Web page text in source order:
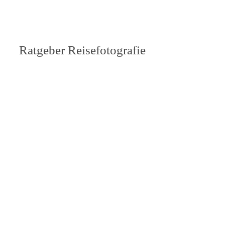
Ratgeber Reisefotografie